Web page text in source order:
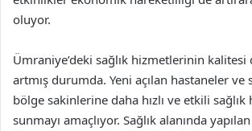
oluyor.
Ümraniye’deki sağlık hizmetlerinin kalitesi
artmış durumda. Yeni açılan hastaneler ve
bölge sakinlerine daha hızlı ve etkili
sunmayı amaçlıyor. Sağlık alanında